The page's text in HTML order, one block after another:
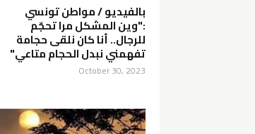
بالفيديو / مواطن تونسي
:"وين المشكل مرا تحجّم
للرجال.. أنا كان نلقى حجامة
تفهمني نبدل الحجام متاعي"
October 30, 2023